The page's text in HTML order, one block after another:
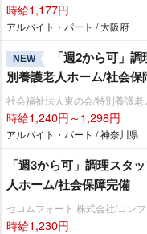
時給1,177円
アルバイト・パート / 大阪府
NEW
「週2から可」
別養護老人ホーム/社会保
社会福祉法人東の会/特別養護老
時給1,240円～1,298円
アルバイト・パート / 神奈川県
「週3から可」調理スタ
人ホーム/社会保障完備
セコムフォート 株式会社/コン
時給1,230円